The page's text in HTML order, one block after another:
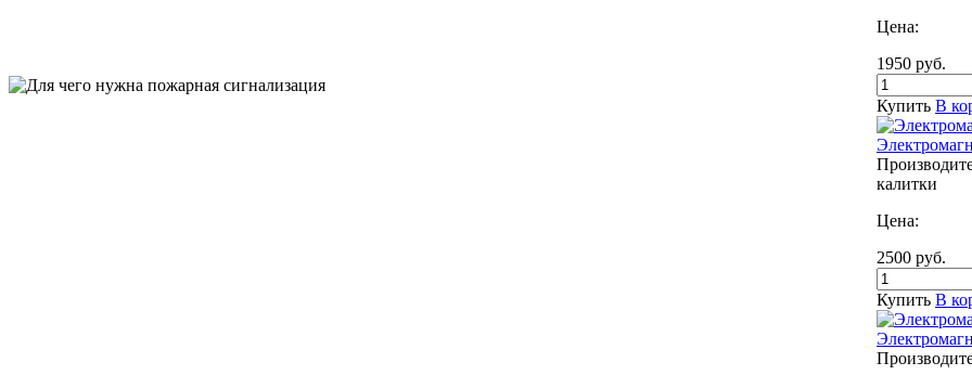
Цена:
1950 руб.
Купить В
калитки
Цена:
2500 руб.
Купить В